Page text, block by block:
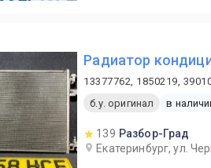
Радиатор
13377762, 1850219,
б.у. оригинал
в
139 Разбор-Град
Екатеринбург, ул.